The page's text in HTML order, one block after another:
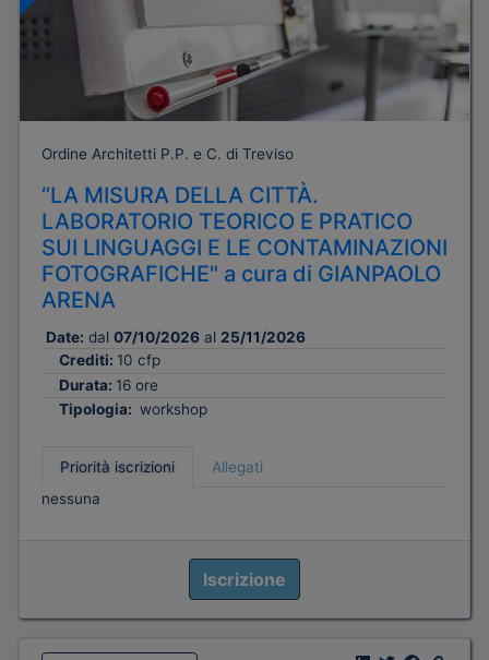
Ordine Architetti P.P. e C. di Treviso
“LA MISURA DELLA CITTÀ.
LABORATORIO TEORICO E PRATICO
SUI LINGUAGGI E LE CONTAMINAZIONI
FOTOGRAFICHE" a cura di GIANPAOLO
ARENA
Date: dal 07/10/2026 al 25/11/2026
Crediti: 10 cfp
Durata: 16 ore
Tipologia: workshop
Priorità iscrizioni
Allegati
nessuna
Iscrizione